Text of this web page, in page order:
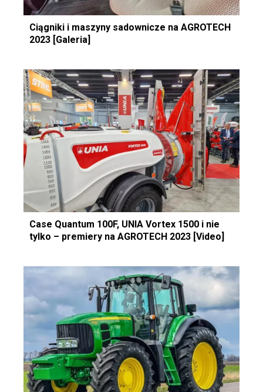
Ciągniki i maszyny sadownicze na AGROTECH
2023 [Galeria]
Case Quantum 100F, UNIA Vortex 1500 i nie
tylko – premiery na AGROTECH 2023 [Video]